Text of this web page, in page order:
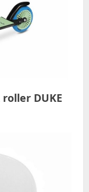
DUKE